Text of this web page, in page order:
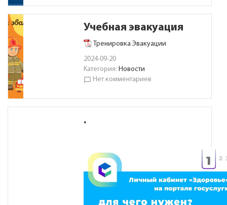
Учебная эвакуация
Тренировка Эвакуации
2024-09-20
Категория: Новости
chat_bubble_outline Нет комментариев
.